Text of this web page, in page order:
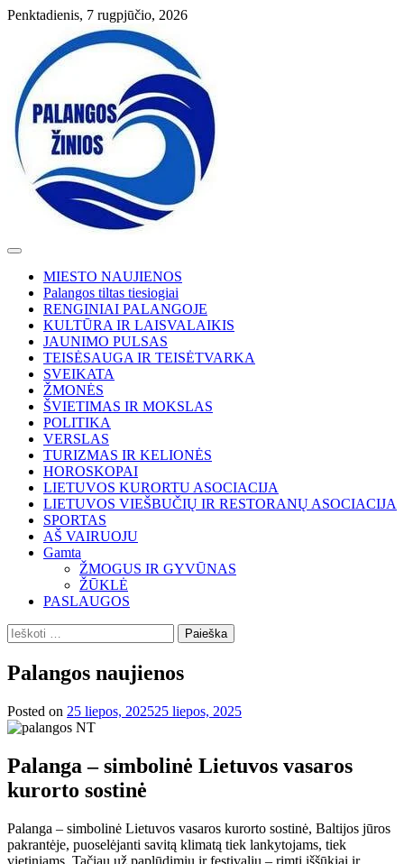
Skip
Penktadienis, 7 rugpjūčio, 2026
MIESTO NAUJIENOS
Palangos tiltas tiesiogiai
RENGINIAI PALANGOJE
KULTŪRA IR LAISVALAIKIS
JAUNIMO PULSAS
TEISĖSAUGA IR TEISĖTVARKA
SVEIKATA
ŽMONĖS
ŠVIETIMAS IR MOKSLAS
POLITIKA
VERSLAS
TURIZMAS IR KELIONĖS
HOROSKOPAI
LIETUVOS KURORTU ASOCIACIJA
LIETUVOS VIEŠBUČIŲ IR RESTORANŲ ASOCIACIJA
SPORTAS
AŠ VAIRUOJU
Gamta
ŽMOGUS IR GYVŪNAS
ŽŪKLĖ
PASLAUGOS
Ieškoti:
Palangos naujienos
Posted on 25 liepos, 202525 liepos, 2025
Palanga – simbolinė Lietuvos vasaros
kurorto sostinė
Palanga – simbolinė Lietuvos vasaros kurorto sostinė, Baltijos jūros
pakrantėje, puoselėjanti savitą klimatą tiek lankytojams, tiek
vietiniams. Tačiau už paplūdimių ir festivalių – rimti iššūkiai ir